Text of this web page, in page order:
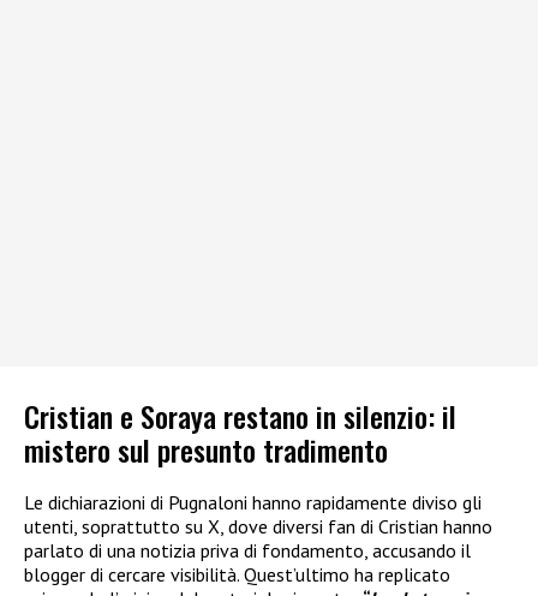
Cristian e Soraya restano in silenzio: il
mistero sul presunto tradimento
Le dichiarazioni di Pugnaloni hanno rapidamente diviso gli
utenti, soprattutto su X, dove diversi fan di Cristian hanno
parlato di una notizia priva di fondamento, accusando il
blogger di cercare visibilità. Quest’ultimo ha replicato